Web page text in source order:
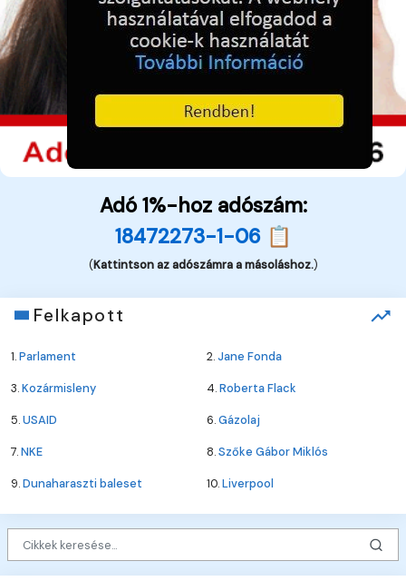
Adó 1%-hoz adószám:
18472273-1-06 📋
(Kattintson az adószámra a másoláshoz.)
Felkapott
1.Parlament 2.Jane Fonda
3.Kozármisleny 4.Roberta Flack
5.USAID 6.Gázolaj
7.NKE 8.Szőke Gábor Miklós
9.Dunaharaszti baleset 10.Liverpool